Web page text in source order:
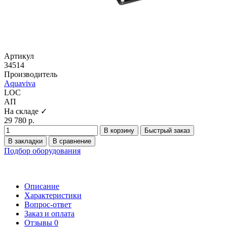
Артикул
34514
Производитель
Aquaviva
LOC
АП
На складе ✓
29 780 р.
В корзину
Быстрый заказ
В закладки
В сравнение
Подбор оборудования
Описание
Характеристики
Вопрос-ответ
Заказ и оплата
Отзывы 0